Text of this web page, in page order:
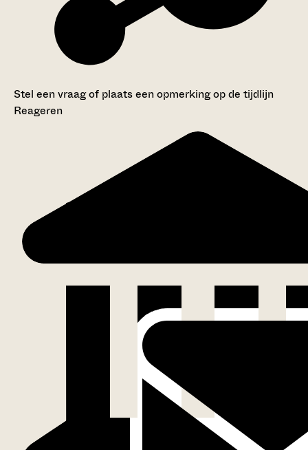
Stel een vraag of plaats een opmerking op de tijdlijn
Reageren